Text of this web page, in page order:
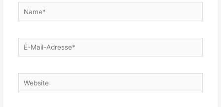
Name*
E-
Mail-
Website